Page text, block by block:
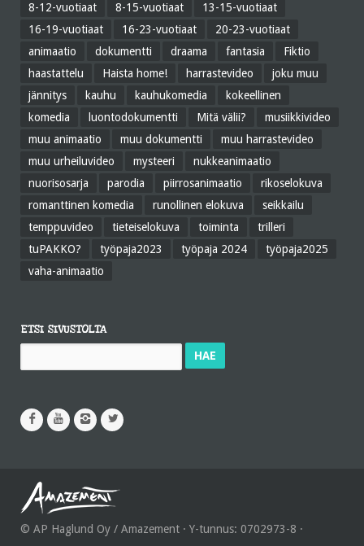
8-12-vuotiaat 8-15-vuotiaat
13-15-vuotiaat
16-19-vuotiaat
16-23-vuotiaat
20-23-vuotiaat
animaatio
dokumentti draama fantasia
Fiktio
haastattelu
Haista home! harrastevideo
joku muu
jännitys
kauhu kauhukomedia
kokeellinen
komedia
luontodokumentti Mitä välii?
musiikkivideo
muu animaatio
muu dokumentti
muu harrastevideo
muu urheiluvideo
mysteeri
nukkeanimaatio
nuorisosarja
parodia piirrosanimaatio
rikoselokuva
romanttinen komedia
runollinen elokuva
seikkailu
temppuvideo
tieteiselokuva toiminta
trilleri
tuPAKKO?
työpaja2023 työpaja 2024
työpaja2025
vaha-animaatio
ETSI SIVUSTOLTA
© AP Haglund Oy / Amazement · Y-tunnus: 0702973-8 ·